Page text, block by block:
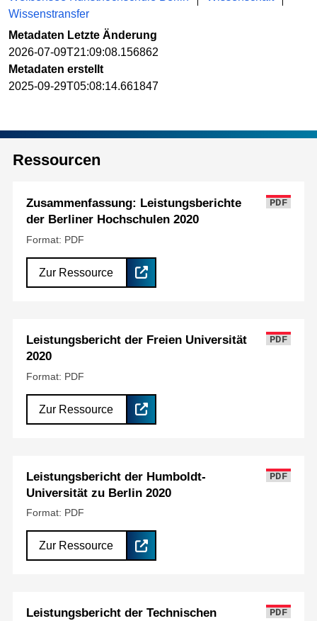
Wissenstransfer
Metadaten Letzte Änderung
2026-07-09T21:09:08.156862
Metadaten erstellt
2025-09-29T05:08:14.661847
Ressourcen
Zusammenfassung: Leistungsberichte
der Berliner Hochschulen 2020
PDF
Format: PDF
Zur Ressource
Leistungsbericht der Freien Universität
2020
PDF
Format: PDF
Zur Ressource
Leistungsbericht der Humboldt-
Universität zu Berlin 2020
PDF
Format: PDF
Zur Ressource
Leistungsbericht der Technischen
PDF